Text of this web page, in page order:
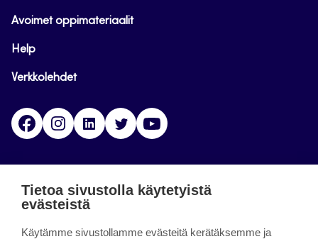
Avoimet oppimateriaalit
Help
Verkkolehdet
FacebookInstagramLinkedinTwitter
päättynyt 11.9.2023.
Tietoa sivustolla käytetyistä
evästeistä
Käytämme sivustollamme evästeitä kerätäksemme ja